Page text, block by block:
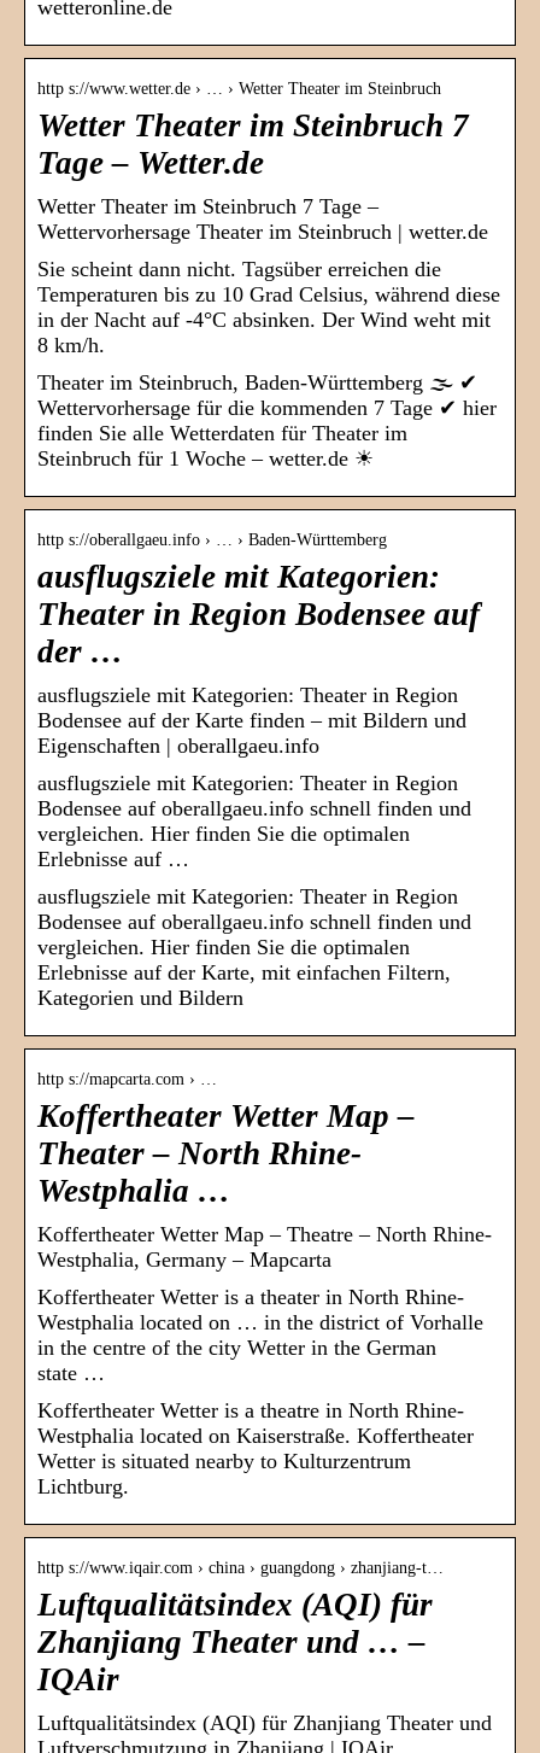
wetteronline.de
http s://www.wetter.de › … › Wetter Theater im Steinbruch
Wetter Theater im Steinbruch 7
Tage – Wetter.de
Wetter Theater im Steinbruch 7 Tage –
Wettervorhersage Theater im Steinbruch | wetter.de
Sie scheint dann nicht. Tagsüber erreichen die
Temperaturen bis zu 10 Grad Celsius, während diese
in der Nacht auf -4°C absinken. Der Wind weht mit
8 km/h.
Theater im Steinbruch, Baden-Württemberg 🌫️ ✔
Wettervorhersage für die kommenden 7 Tage ✔ hier
finden Sie alle Wetterdaten für Theater im
Steinbruch für 1 Woche – wetter.de ☀
http s://oberallgaeu.info › … › Baden-Württemberg
ausflugsziele mit Kategorien:
Theater in Region Bodensee auf
der …
ausflugsziele mit Kategorien: Theater in Region
Bodensee auf der Karte finden – mit Bildern und
Eigenschaften | oberallgaeu.info
ausflugsziele mit Kategorien: Theater in Region
Bodensee auf oberallgaeu.info schnell finden und
vergleichen. Hier finden Sie die optimalen
Erlebnisse auf …
ausflugsziele mit Kategorien: Theater in Region
Bodensee auf oberallgaeu.info schnell finden und
vergleichen. Hier finden Sie die optimalen
Erlebnisse auf der Karte, mit einfachen Filtern,
Kategorien und Bildern
http s://mapcarta.com › …
Koffertheater Wetter Map –
Theater – North Rhine-
Westphalia …
Koffertheater Wetter Map – Theatre – North Rhine-
Westphalia, Germany – Mapcarta
Koffertheater Wetter is a theater in North Rhine-
Westphalia located on … in the district of Vorhalle
in the centre of the city Wetter in the German
state …
Koffertheater Wetter is a theatre in North Rhine-
Westphalia located on Kaiserstraße. Koffertheater
Wetter is situated nearby to Kulturzentrum
Lichtburg.
http s://www.iqair.com › china › guangdong › zhanjiang-t…
Luftqualitätsindex (AQI) für
Zhanjiang Theater und … –
IQAir
Luftqualitätsindex (AQI) für Zhanjiang Theater und